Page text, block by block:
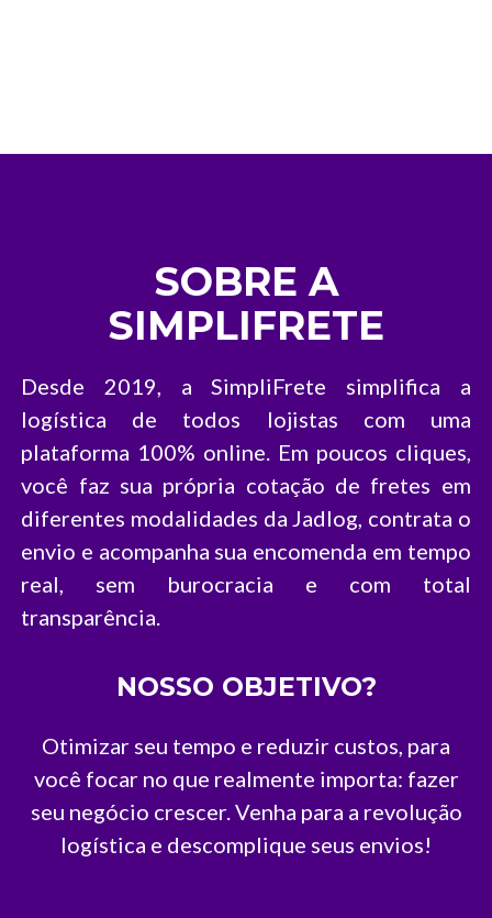
SOBRE A
SIMPLIFRETE
Desde 2019, a SimpliFrete simplifica a
logística de todos lojistas com uma
plataforma 100% online. Em poucos cliques,
você faz sua própria cotação de fretes em
diferentes modalidades da Jadlog, contrata o
envio e acompanha sua encomenda em tempo
real, sem burocracia e com total
transparência.
NOSSO OBJETIVO?
Otimizar seu tempo e reduzir custos, para
você focar no que realmente importa: fazer
seu negócio crescer. Venha para a revolução
logística e descomplique seus envios!